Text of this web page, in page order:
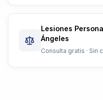
Lesiones
Ángeles
Consulta gratis · Sin